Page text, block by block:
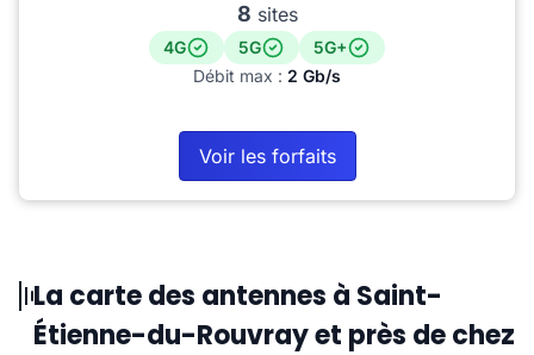
8 sites
4G 5G
5G+
Débit max : 2 Gb/s
Voir les forfaits
La carte des antennes à Saint-
Étienne-du-Rouvray et près de chez